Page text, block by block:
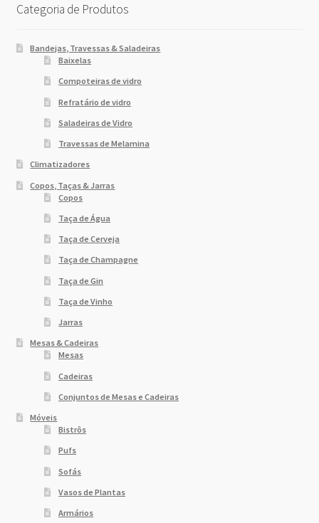
Categoria de Produtos
Bandejas, Travessas & Saladeiras
Baixelas
Compoteiras de vidro
Refratário de vidro
Saladeiras de Vidro
Travessas de Melamina
Climatizadores
Copos, Taças & Jarras
Copos
Taça de Água
Taça de Cerveja
Taça de Champagne
Taça de Gin
Taça de Vinho
Jarras
Mesas & Cadeiras
Mesas
Cadeiras
Conjuntos de Mesas e Cadeiras
Móveis
Bistrôs
Pufs
Sofás
Vasos de Plantas
Armários